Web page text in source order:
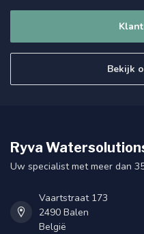
Bekijk
Ryva
Uw specialist met meer dan
Vaartstraat 173
2490 Balen
België